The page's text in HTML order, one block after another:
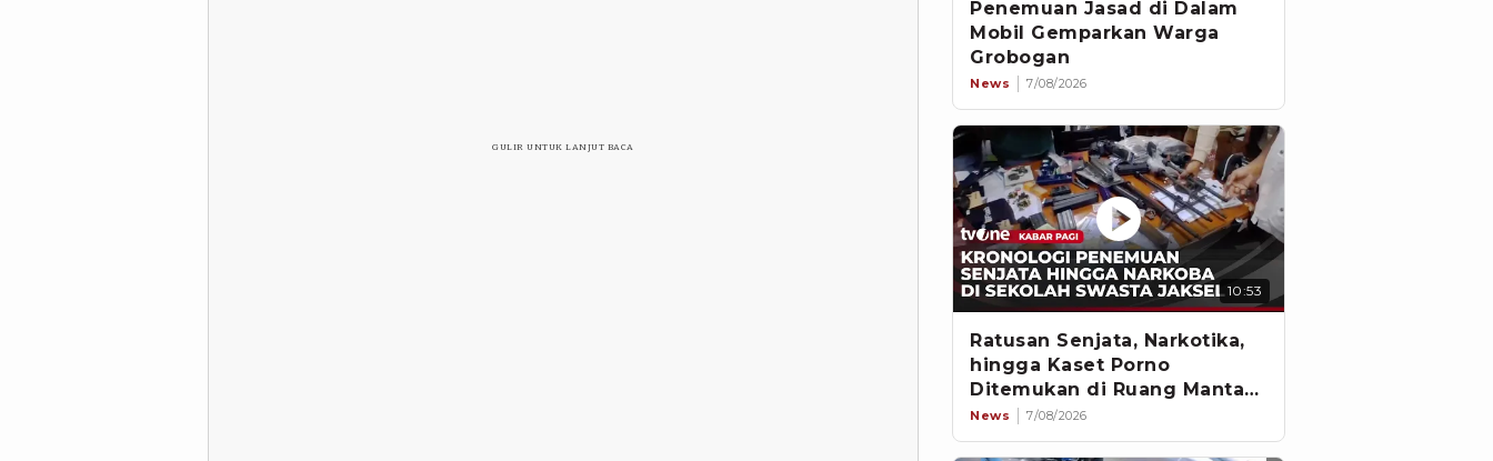
GULIR UNTUK LANJUT BACA
Penemuan Jasad di Dalam
Mobil Gemparkan Warga
Grobogan
News 7/08/2026
10:53
Ratusan Senjata, Narkotika,
hingga Kaset Porno
Ditemukan di Ruang Mantan
Ketua Yayasan
News 7/08/2026